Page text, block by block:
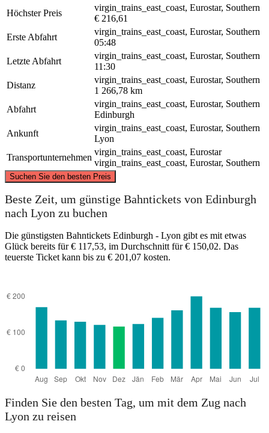
Höchster Preis
virgin_trains_east_coast, Eurostar, Southern
€ 216,61
Erste Abfahrt
virgin_trains_east_coast, Eurostar, Southern
05:48
Letzte Abfahrt
virgin_trains_east_coast, Eurostar, Southern
11:30
Distanz
virgin_trains_east_coast, Eurostar, Southern
1 266,78 km
Abfahrt
virgin_trains_east_coast, Eurostar, Southern
Edinburgh
Ankunft
virgin_trains_east_coast, Eurostar, Southern
Lyon
Transportunternehmen
virgin_trains_east_coast, Eurostar
virgin_trains_east_coast, Eurostar, Southern
Suchen Sie den besten Preis
Lyon
©CARTO, ©OpenStreetMapcontributors
Beste Zeit, um günstige Bahntickets von Edinburgh
nach Lyon zu buchen
Die günstigsten Bahntickets Edinburgh - Lyon gibt es mit etwas
Glück bereits für € 117,53, im Durchschnitt für € 150,02. Das
teuerste Ticket kann bis zu € 201,07 kosten.
Finden Sie den besten Tag, um mit dem Zug nach
Lyon zu reisen